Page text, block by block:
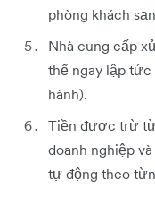
phòng khách
Nhà cung cấp
thể ngay lập
hành).
Tiền được trừ
doanh nghiệp
tự động theo